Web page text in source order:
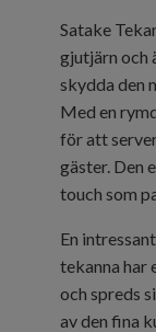
Satake
gjutjärn och
skydda den
Med en
för att
gäster. Den
touch som
En
tekanna har
och spreds
av den fina